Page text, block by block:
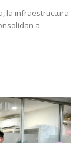
la infraestructura
a